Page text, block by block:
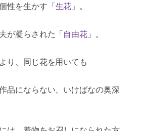
性を生かす「生花 」。
が凝らされた「自由花 」。
り、同じ花を用いても
品にならない、いけばなの奥深